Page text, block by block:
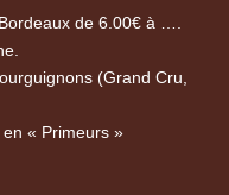
de 6.00€ à ….
(Grand Cru,
« Primeurs »